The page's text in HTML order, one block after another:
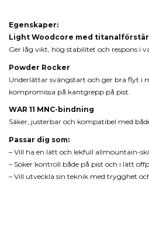
Egenskaper:
Light Woodcore med
Ger låg vikt, hög stabilitet och respons i
Powder Rocker
Underlättar svängstart och ger bra flyt i
kompromissa på kantgrepp på pist.
WAR 11 MNC-bindning
Säker, justerbar och kompatibel med
Passar dig som:
– Vill ha en lätt och lekfull allmountain-
– Söker kontroll både på pist och i lätt
– Vill utveckla sin teknik med trygghet